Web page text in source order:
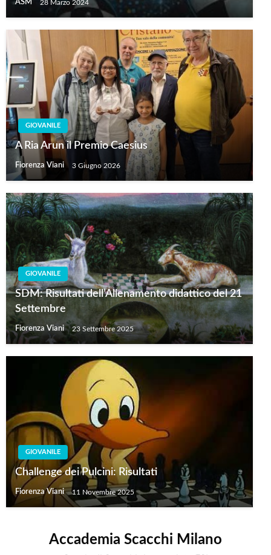
ASM 28 Marzo 2024
GIOVANILE
A Ria Arun il Premio Caesius
Fiorenza Viani 3 Giugno 2026
GIOVANILE
SDM: Risultati dell’Allenamento didattico del 21
Settembre
Fiorenza Viani 23 Settembre 2025
GIOVANILE
Challenge dei Pulcini: Risultati
Fiorenza Viani 11 Novembre 2025
Accademia Scacchi Milano